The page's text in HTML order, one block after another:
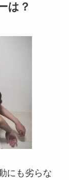
は？
にも劣らな